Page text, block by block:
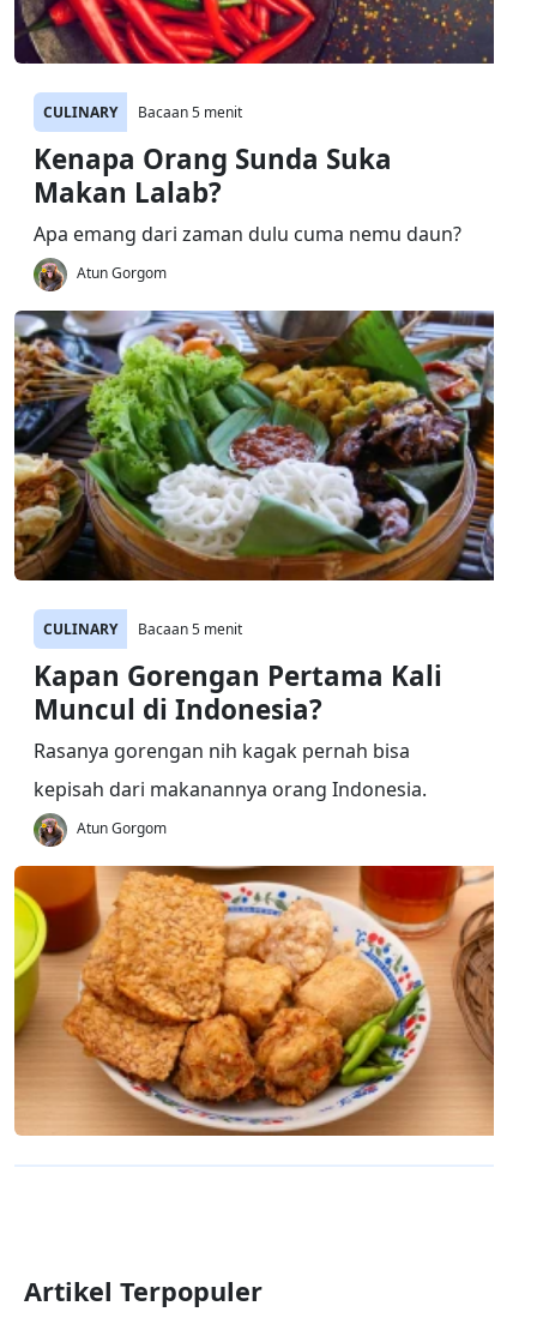
CULINARY Bacaan 5 menit
Kenapa Orang Sunda Suka
Makan Lalab?
Apa emang dari zaman dulu cuma nemu daun?
Atun Gorgom
CULINARY Bacaan 5 menit
Kapan Gorengan Pertama Kali
Muncul di Indonesia?
Rasanya gorengan nih kagak pernah bisa
kepisah dari makanannya orang Indonesia.
Atun Gorgom
Artikel Terpopuler